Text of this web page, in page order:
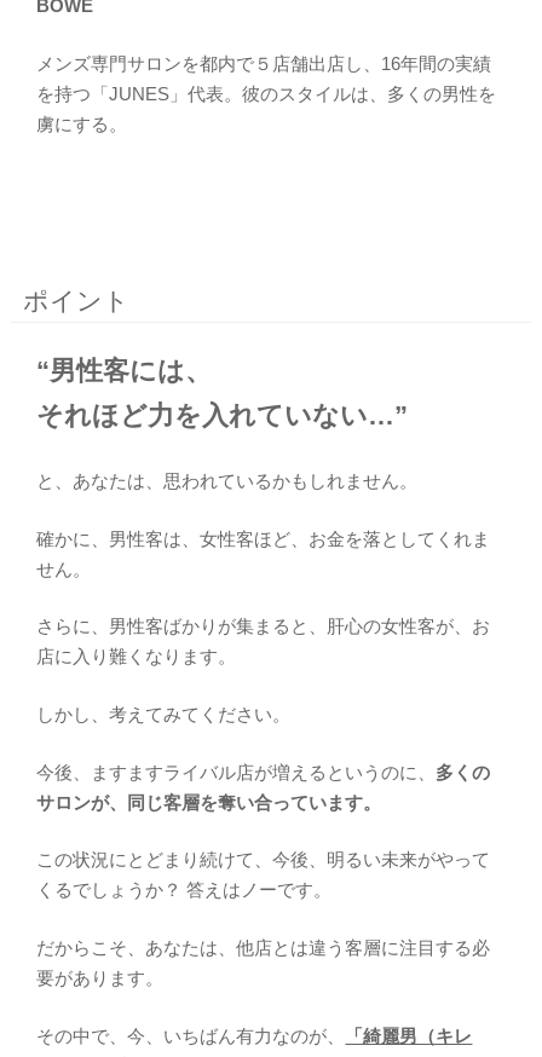
BOWE
メンズ専門サロンを都内で５店舗出店し、16年間の実績
を持つ「JUNES」代表。彼のスタイルは、多くの男性を
虜にする。
ポイント
“男性客には、
それほど力を入れていない…”
と、あなたは、思われているかもしれません。
確かに、男性客は、女性客ほど、お金を落としてくれま
せん。
さらに、男性客ばかりが集まると、肝心の女性客が、お
店に入り難くなります。
しかし、考えてみてください。
今後、ますますライバル店が増えるというのに、 多くの
サロンが、同じ客層を奪い合っています。
この状況にとどまり続けて、今後、明るい未来がやって
くるでしょうか？ 答えはノーです。
だからこそ、あなたは、他店とは違う客層に注目する必
要があります。
その中で、今、いちばん有力なのが、
「綺麗男（キレ